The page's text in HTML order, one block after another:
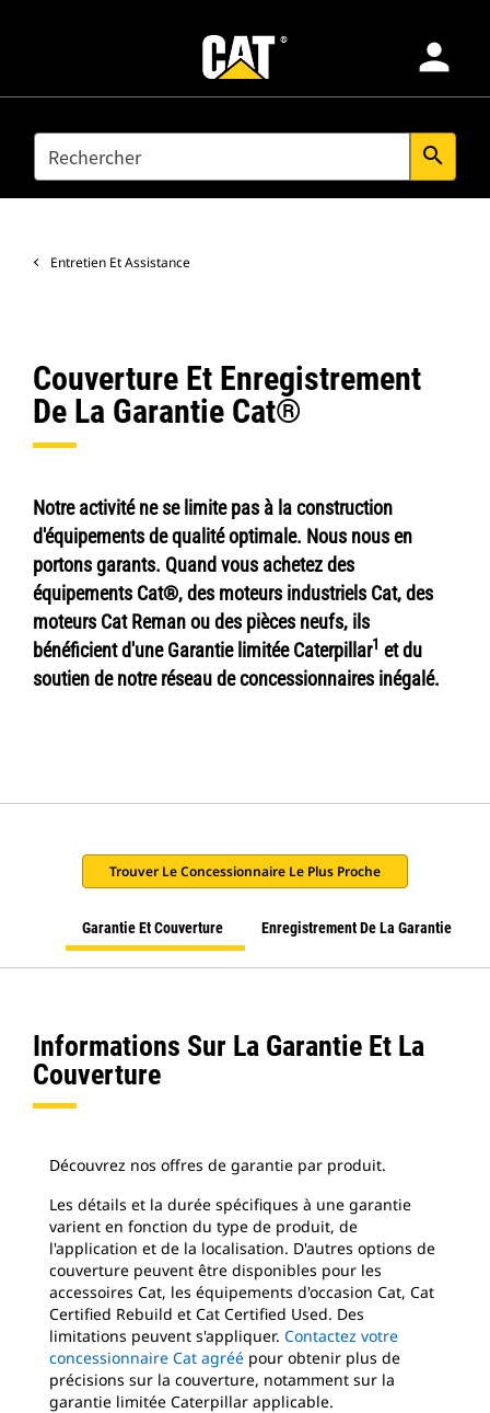
person
SEARCH search
Produits
Secteurs D’activité
Services Et Assistance
Trouver Concessionnaire
Entretien Et Assistance
Couverture Et Enregistrement
De La Garantie Cat®
Notre activité ne se limite pas à la construction
d'équipements de qualité optimale. Nous nous en
portons garants. Quand vous achetez des
équipements Cat®, des moteurs industriels Cat, des
moteurs Cat Reman ou des pièces neufs, ils
bénéficient d'une Garantie limitée Caterpillar1 et du
soutien de notre réseau de concessionnaires inégalé.
Trouver Le Concessionnaire Le Plus Proche
Garantie Et Couverture Enregistrement De La Garantie
Informations Sur La Garantie Et La
Couverture
Découvrez nos offres de garantie par produit.
Les détails et la durée spécifiques à une garantie
varient en fonction du type de produit, de
l'application et de la localisation. D'autres options de
couverture peuvent être disponibles pour les
accessoires Cat, les équipements d'occasion Cat, Cat
Certified Rebuild et Cat Certified Used. Des
limitations peuvent s'appliquer. Contactez votre
concessionnaire Cat agréé pour obtenir plus de
précisions sur la couverture, notamment sur la
garantie limitée Caterpillar applicable.